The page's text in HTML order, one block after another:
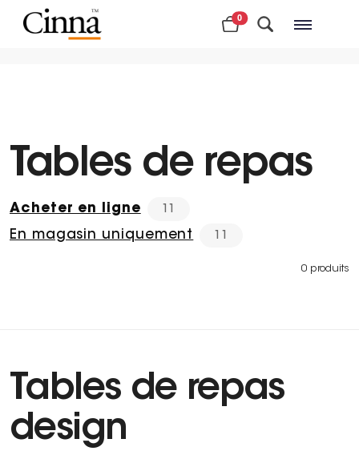
0
Tables de repas
Acheter en ligne
En magasin uniquement
0 produits
Tables de repas
design